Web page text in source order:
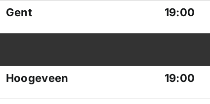
Gent 19:00
Hoogeveen 19:00